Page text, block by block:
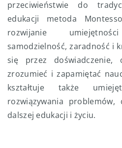
przeciwieństwie do
edukacji metoda
rozwijanie
samodzielność, zaradność i
się przez
zrozumieć i zapamiętać
kształtuje także
rozwiązywania
dalszej edukacji i życiu.